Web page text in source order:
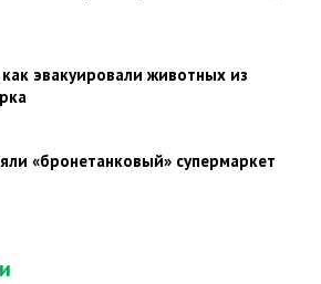
эвакуировали животных из
«бронетанковый» супермаркет